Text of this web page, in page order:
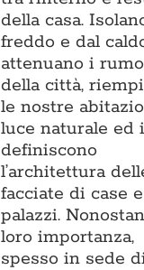
della casa.
freddo e dal
attenuano i
della città,
le nostre
luce naturale ed
definiscono
l’architettura
facciate di case e
palazzi.
loro importanza,
spesso in sede